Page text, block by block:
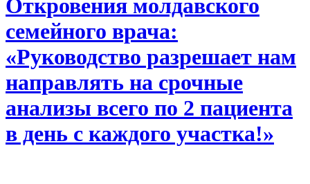
Откровения молдавского
семейного врача:
«Руководство разрешает нам
направлять на срочные
анализы всего по 2 пациента
в день с каждого участка!»